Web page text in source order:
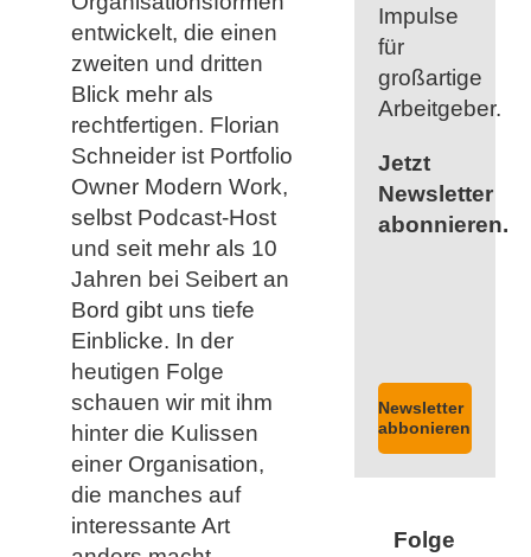
entwickelt, die einen
zweiten und dritten
Blick mehr als
rechtfertigen. Florian
Schneider ist Portfolio
Owner Modern Work,
selbst Podcast-Host
und seit mehr als 10
Jahren bei Seibert an
Bord gibt uns tiefe
Einblicke. In der
heutigen Folge
schauen wir mit ihm
hinter die Kulissen
einer Organisation,
die manches auf
interessante Art
Impulse
für
großartige
Arbeitgeber.
Jetzt
Newsletter
abonnieren.
Newsletter
abbonieren
Folge